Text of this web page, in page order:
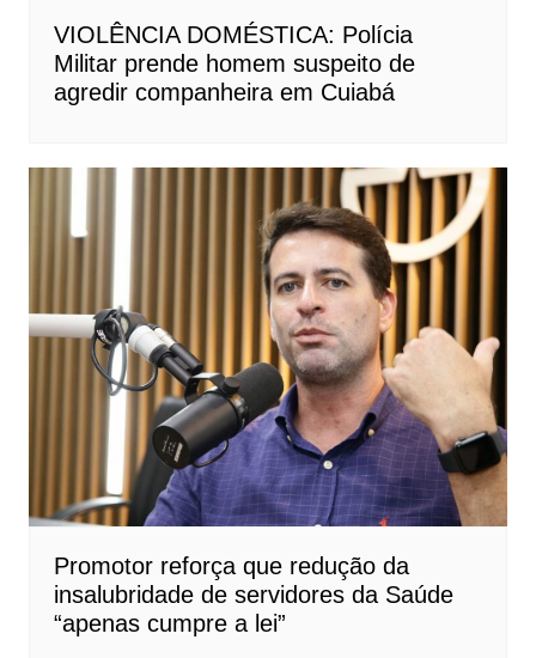
VIOLÊNCIA DOMÉSTICA: Polícia
Militar prende homem suspeito de
agredir companheira em Cuiabá
Promotor reforça que redução da
insalubridade de servidores da Saúde
“apenas cumpre a lei”